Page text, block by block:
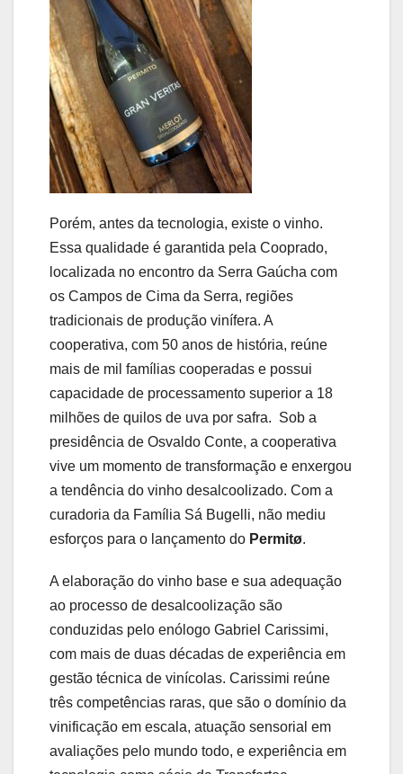
Porém, antes da tecnologia, existe o vinho.
Essa qualidade é garantida pela Cooprado,
localizada no encontro da Serra Gaúcha com
os Campos de Cima da Serra, regiões
tradicionais de produção vinífera. A
cooperativa, com 50 anos de história, reúne
mais de mil famílias cooperadas e possui
capacidade de processamento superior a 18
milhões de quilos de uva por safra. Sob a
presidência de Osvaldo Conte, a cooperativa
vive um momento de transformação e enxergou
a tendência do vinho desalcoolizado. Com a
curadoria da Família Sá Bugelli, não mediu
esforços para o lançamento do Permitø.
A elaboração do vinho base e sua adequação
ao processo de desalcoolização são
conduzidas pelo enólogo Gabriel Carissimi,
com mais de duas décadas de experiência em
gestão técnica de vinícolas. Carissimi reúne
três competências raras, que são o domínio da
vinificação em escala, atuação sensorial em
avaliações pelo mundo todo, e experiência em